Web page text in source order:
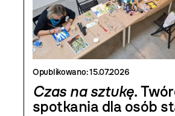
Opublikowano:15.07.2026
Czas na sztukę.
spotkania dla osób